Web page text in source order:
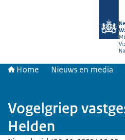
Home Nieuws en media
Vogelgriep
Helden